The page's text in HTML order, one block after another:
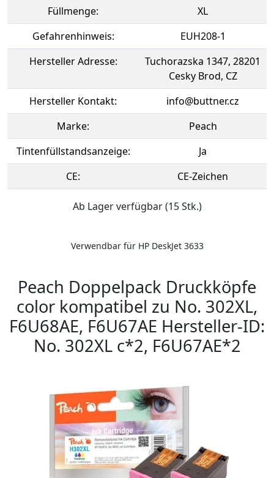
Füllmenge:
XL
Gefahrenhinweis:
EUH208-1
Hersteller Adresse:
Tuchorazska 1347, 28201
Cesky Brod, CZ
Hersteller Kontakt:
info@buttner.cz
Marke:
Peach
Tintenfüllstandsanzeige:
Ja
CE:
CE-Zeichen
Ab Lager verfügbar (15 Stk.)
Verwendbar für HP DeskJet 3633
Peach Doppelpack Druckköpfe
color kompatibel zu No. 302XL,
F6U68AE, F6U67AE Hersteller-ID:
No. 302XL c*2, F6U67AE*2